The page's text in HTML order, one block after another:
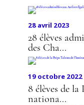
28 avril 2023
28 élèves
des Cha...
19 octobre 2022
8 élèves de
nationa...